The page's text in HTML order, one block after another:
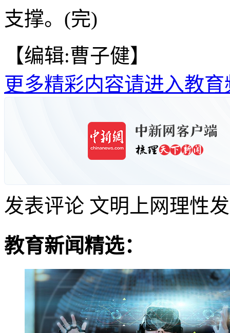
支撑。(完)
【编辑:曹子健】
更多精彩内容请进入教育
发表评论 文明上网理性
教育新闻精选：